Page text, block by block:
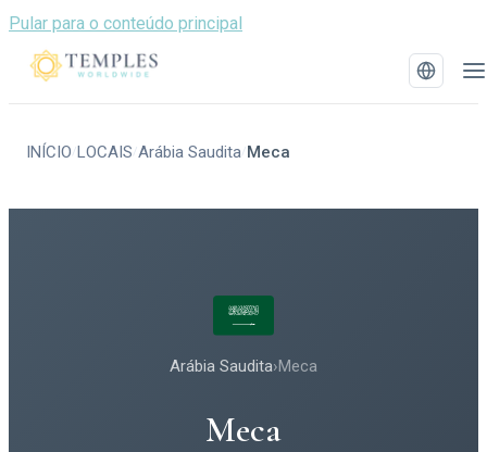
Pular para o conteúdo principal
INÍCIO /LOCAIS /Arábia Saudita/ Meca
Arábia Saudita›Meca
Meca